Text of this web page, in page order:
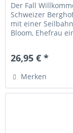
Der Fall
Schweizer
mit einer
Bloom, Ehefrau
26,95 € *
Merken